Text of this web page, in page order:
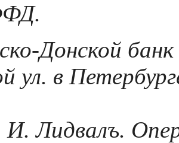
Донской
ул. в
Лидвалъ.